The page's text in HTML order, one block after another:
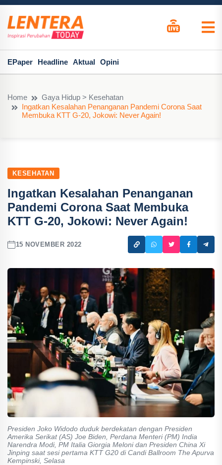
EPaper Headline Aktual Opini
Home
Gaya Hidup > Kesehatan
Ingatkan Kesalahan Penanganan Pandemi Corona Saat
Membuka KTT G-20, Jokowi: Never Again!
KESEHATAN
Ingatkan Kesalahan Penanganan
Pandemi Corona Saat Membuka
KTT G-20, Jokowi: Never Again!
15 NOVEMBER 2022
Presiden Joko Widodo duduk berdekatan dengan Presiden
Amerika Serikat (AS) Joe Biden, Perdana Menteri (PM) India
Narendra Modi, PM Italia Giorgia Meloni dan Presiden China Xi
Jinping saat sesi pertama KTT G20 di Candi Ballroom The Apurva
Kempinski, Selasa